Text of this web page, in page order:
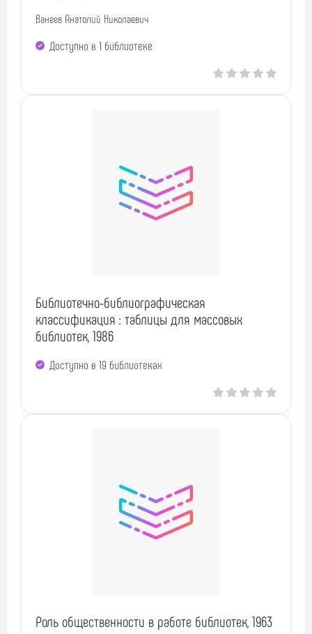
Ванеев Анатолий Николаевич
Доступно в 1 библиотекe
Библиотечно-библиографическая
классификация : таблицы для массовых
библиотек, 1986
Доступно в 19 библиотеках
Роль общественности в работе библиотек, 1963